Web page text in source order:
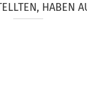
HABEN